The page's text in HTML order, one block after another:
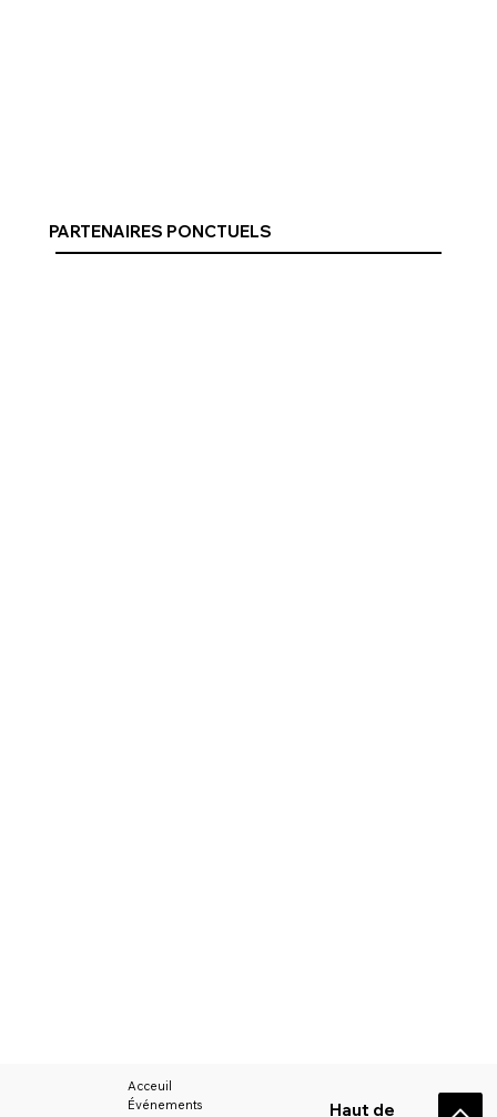
PARTENAIRES PONCTUELS
Haut de
Acceuil
Événements